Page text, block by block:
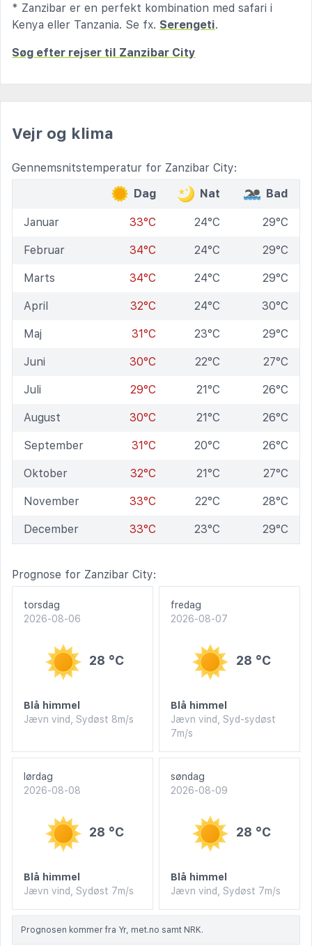
* Zanzibar er en perfekt kombination med safari i
Kenya eller Tanzania. Se fx. Serengeti.
Søg efter rejser til Zanzibar City
Vejr og klima
Gennemsnitstemperatur for Zanzibar City:
Dag
Nat Bad
Januar 33°C 24°C 29°C
Februar 34°C 24°C 29°C
Marts 34°C 24°C 29°C
April 32°C 24°C 30°C
Maj 31°C 23°C 29°C
Juni 30°C 22°C 27°C
Juli 29°C 21°C 26°C
August 30°C 21°C 26°C
September 31°C 20°C 26°C
Oktober 32°C 21°C 27°C
November 33°C 22°C 28°C
December 33°C 23°C 29°C
Prognose for Zanzibar City:
torsdag
2026-08-06
28 °C
Blå himmel
Jævn vind, Sydøst 8m/s
fredag
2026-08-07
28 °C
Blå himmel
Jævn vind, Syd-sydøst
7m/s
lørdag
2026-08-08
28 °C
Blå himmel
Jævn vind, Sydøst 7m/s
søndag
2026-08-09
28 °C
Blå himmel
Jævn vind, Sydøst 7m/s
Prognosen kommer fra Yr, met.no samt NRK.